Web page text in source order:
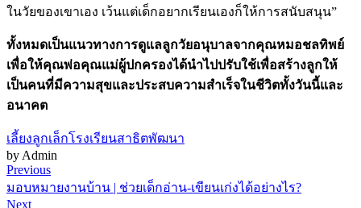
ในวัยของเขาเอง เว้นแต่เด็กอยากเรียนเองก็ให้การสนับสนุน”
ทั้งหมดเป็นแนวทางการดูแลลูกวัยอนุบาลจากคุณหมอชลทิพย์
เพื่อให้คุณพ่อคุณแม่ผู้ปกครองได้นำไปปรับใช้เพื่อสร้างลูกให้
เป็นคนที่มีความสุขและประสบความสำเร็จในชีวิตทั้งวันนี้และ
อนาคต
เลี้ยงลูกเล็กโรงเรียนสาธิตพัฒนา
by Admin
Previous
มอบหมายงานบ้าน | ช่วยเด็กอ่าน-เขียนเก่งได้อย่างไร?
Next